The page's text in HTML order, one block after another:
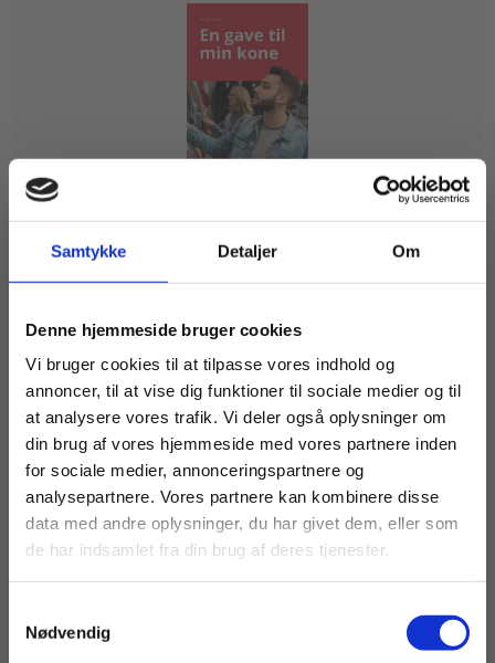
Samtykke Detaljer Om
Denne hjemmeside bruger cookies
Vi bruger cookies til at tilpasse vores indhold og
annoncer, til at vise dig funktioner til sociale medier og til
at analysere vores trafik. Vi deler også oplysninger om
din brug af vores hjemmeside med vores partnere inden
for sociale medier, annonceringspartnere og
analysepartnere. Vores partnere kan kombinere disse
data med andre oplysninger, du har givet dem, eller som
de har indsamlet fra din brug af deres tjenester.
Nødvendig
85,00 KR.
Køb læremidler og find masterclasses mm.
Fortsæt som:
For privatkunder og
studerende. Du får
vist priser inkl.
For institutioner og
virksomheder. Du
får vist priser ekskl.